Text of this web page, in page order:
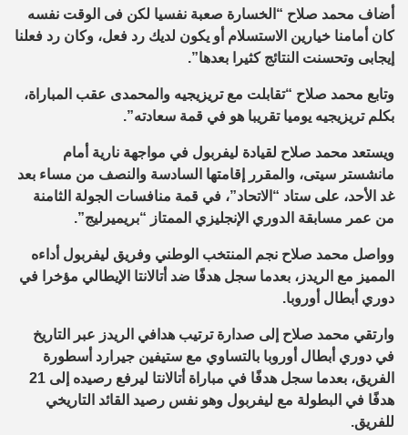
أضاف محمد صلاح “الخسارة صعبة نفسيا لكن فى الوقت نفسه
كان أمامنا خيارين الاستسلام أو يكون لديك رد فعل، وكان رد فعلنا
إيجابى وتحسنت النتائج كثيرا بعدها”.
وتابع محمد صلاح “تقابلت مع تريزيجيه والمحمدى عقب المباراة،
بكلم تريزيجيه يوميا تقريبا هو في قمة سعادته”.
ويستعد محمد صلاح لقيادة ليفربول في مواجهة نارية أمام
مانشستر سيتى، والمقرر إقامتها السادسة والنصف من مساء بعد
غد الأحد، على ستاد “الاتحاد”، في قمة منافسات الجولة الثامنة
من عمر مسابقة الدوري الإنجليزي الممتاز “بريميرليج”.
وواصل محمد صلاح نجم المنتخب الوطني وفريق ليفربول أداءه
المميز مع الريدز، بعدما سجل هدفًا ضد أتالانتا الإيطالي مؤخرا في
دوري أبطال أوروبا.
وارتقي محمد صلاح إلى صدارة ترتيب هدافي الريدز عبر التاريخ
في دوري أبطال أوروبا بالتساوي مع ستيفين جيرارد أسطورة
الفريق، بعدما سجل هدفًا في مباراة أتالانتا ليرفع رصيده إلى 21
هدفًا في البطولة مع ليفربول وهو نفس رصيد القائد التاريخي
للفريق.